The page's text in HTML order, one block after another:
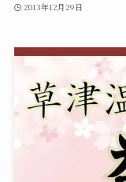
2013年12月29日